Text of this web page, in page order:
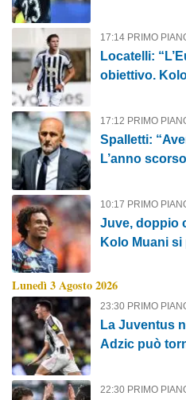
17:14 PRIMO
Locatelli:
obiettivo.
17:12 PRIMO
Spalletti:
L’anno
10:17 PRIMO
Juve, doppio
Kolo Muani
Lunedì 3 Agosto 2026
23:30 PRIMO
La Juventus
Adzic può
22:30 PRIMO